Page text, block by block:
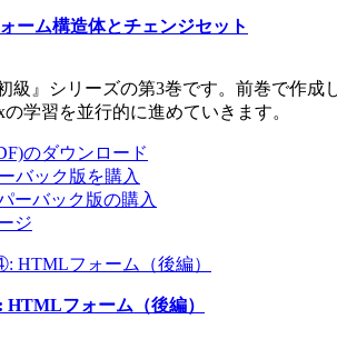
ーム構造体とチェンジセット
級』シリーズの第3巻です。前巻で作
学習を並行的に進めていきます。
のダウンロード
バック版を購入
ーバック版の購入
ジ
フォーム（後編）